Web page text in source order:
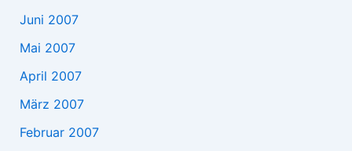
Juni 2007
Mai 2007
April 2007
März 2007
Februar 2007